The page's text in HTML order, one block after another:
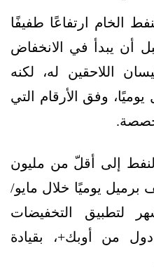
الخام ارتفاعًا طفيفًا
شباط 2023، قبل أن يبدأ في الانخفاض
اللاحقين له، لكنه
وفق الأرقام التي
إلى أقلّ من مليون
يوميًا، بمقدار 36 ألف برميل يوميًا خلال مايو/
شهر لتطبيق التخفيضات
التي أقرّتها 9 دول من أوبك+، بقيادة